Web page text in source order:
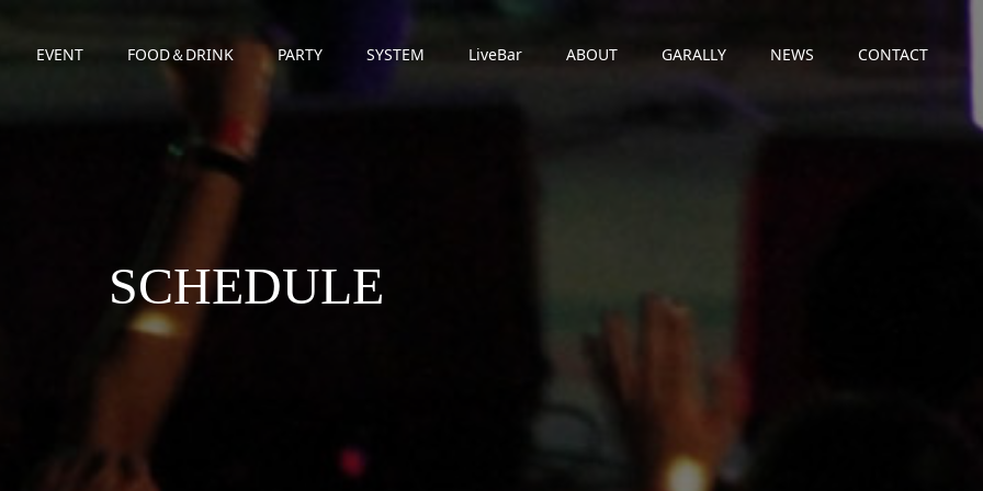
EVENT FOOD＆DRINK PARTY SYSTEM LiveBar ABOUT GARALLY NEWS CONTACT
SCHEDULE